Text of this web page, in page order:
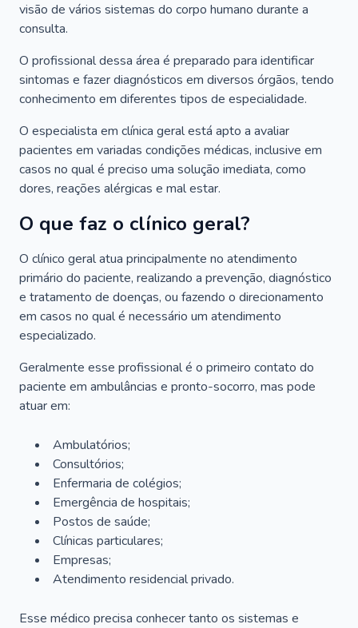
visão de vários sistemas do corpo humano durante a
consulta.
O profissional dessa área é preparado para identificar
sintomas e fazer diagnósticos em diversos órgãos, tendo
conhecimento em diferentes tipos de especialidade.
O especialista em clínica geral está apto a avaliar
pacientes em variadas condições médicas, inclusive em
casos no qual é preciso uma solução imediata, como
dores, reações alérgicas e mal estar.
O que faz o clínico geral?
O clínico geral atua principalmente no atendimento
primário do paciente, realizando a prevenção, diagnóstico
e tratamento de doenças, ou fazendo o direcionamento
em casos no qual é necessário um atendimento
especializado.
Geralmente esse profissional é o primeiro contato do
paciente em ambulâncias e pronto-socorro, mas pode
atuar em:
Ambulatórios;
Consultórios;
Enfermaria de colégios;
Emergência de hospitais;
Postos de saúde;
Clínicas particulares;
Empresas;
Atendimento residencial privado.
Esse médico precisa conhecer tanto os sistemas e